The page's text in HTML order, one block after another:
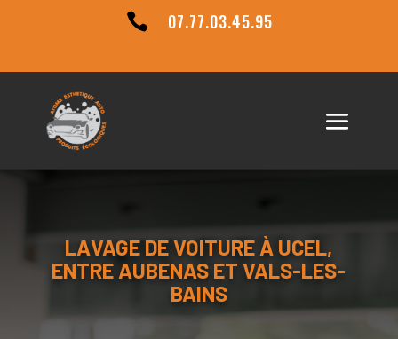
 07.77.03.45.95
LAVAGE DE VOITURE À UCEL,
ENTRE AUBENAS ET VALS-LES-
BAINS